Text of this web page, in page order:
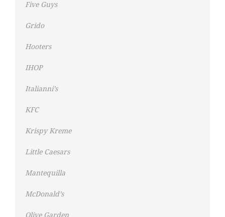
Five Guys
Grido
Hooters
IHOP
Italianni’s
KFC
Krispy Kreme
Little Caesars
Mantequilla
McDonald’s
Olive Garden